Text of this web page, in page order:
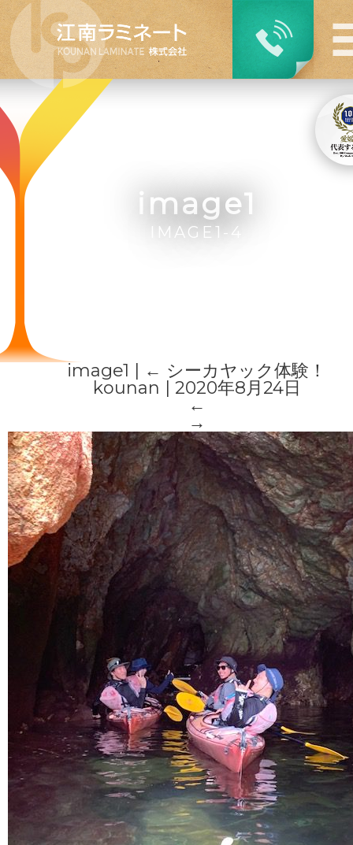
image1
image1 ← シーカヤック体験！
kounan
2020年8月24日
←
→